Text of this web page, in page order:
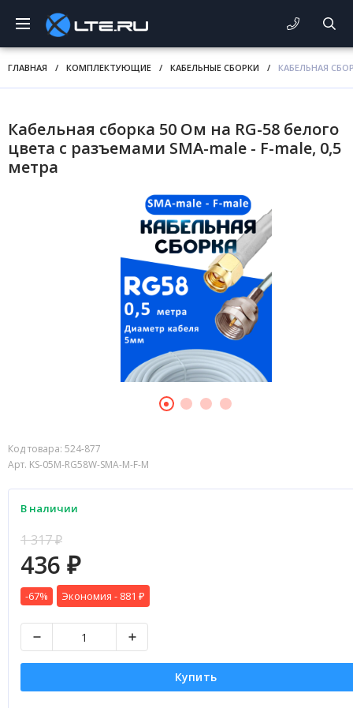
ГЛАВНАЯ / КОМПЛЕКТУЮЩИЕ / КАБЕЛЬНЫЕ СБОРКИ / КАБЕЛЬНАЯ
Кабельная сборка 50 Ом на RG-58 белого
цвета с разъемами SMA-male - F-male, 0,5
метра
Код товара: 524-877
Арт. KS-05M-RG58W-SMA-M-F-M
В наличии
1 317₽
436 ₽
-67% Экономия - 881 ₽
Купить